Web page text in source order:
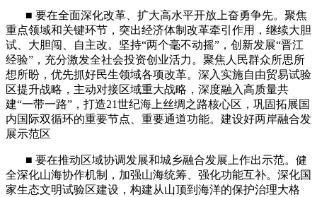
■ 要在全面深化改革、扩大高水平开放上奋勇争先。聚焦
重点领域和关键环节，突出经济体制改革牵引作用，继续大胆
试、大胆闯、自主改。坚持“两个毫不动摇”，创新发展“晋江
经验”，充分激发全社会投资创业活力。聚焦人民群众所思所
想所盼，优先抓好民生领域各项改革。深入实施自由贸易试验
区提升战略，主动对接区域重大战略，深度融入高质量共
建“一带一路”，打造21世纪海上丝绸之路核心区，巩固拓展国
内国际双循环的重要节点、重要通道功能。建设好两岸融合发
展示范区
■ 要在推动区域协调发展和城乡融合发展上作出示范。健
全深化山海协作机制，加强山海统筹、强化功能互补。深化国
家生态文明试验区建设，构建从山顶到海洋的保护治理大格